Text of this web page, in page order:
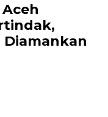
Diamankan